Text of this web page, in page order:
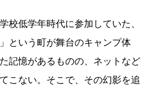
校低学年時代に参加していた、
という町が舞台のキャンプ体
記憶があるものの、ネットなど
こない。そこで、その幻影を追